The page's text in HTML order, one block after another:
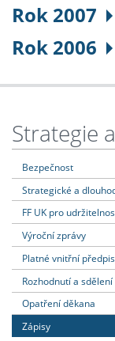
Rok 2007
Rok 2006
Strategie
Bezpečnost
Strategické a
FF UK pro
Výroční zprávy
Platné vnitřní
Rozhodnutí a
Opatření děkana
Zápisy